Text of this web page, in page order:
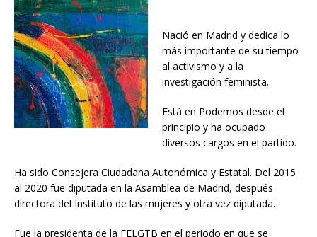
Nació en Madrid y dedica lo
más importante de su tiempo
al activismo y a la
investigación feminista.
Está en Podemos desde el
principio y ha ocupado
diversos cargos en el partido.
Ha sido Consejera Ciudadana Autonómica y Estatal. Del 2015
al 2020 fue diputada en la Asamblea de Madrid, después
directora del Instituto de las mujeres y otra vez diputada.
Fue la presidenta de la FELGTB en el periodo en que se